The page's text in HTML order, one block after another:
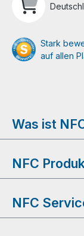
Stark
auf allen
Was ist
NFC
NFC